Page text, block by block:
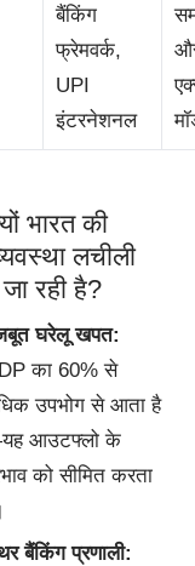
बैंकिंग
फ्रेमवर्क,
UPI
इंटरनेशनल
भारत की
लचीली
जा रही है?
घरेलू खपत:
का 60% से
उपभोग से आता है
आउटफ्लो के
को सीमित करता
बैंकिंग प्रणाली: